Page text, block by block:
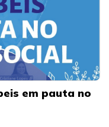
em pauta no